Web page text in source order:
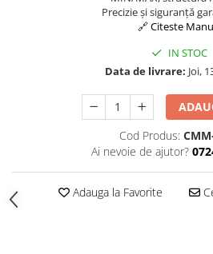
Precizie și siguranță
🔗 Citeste
IN STOC
Data de livrare: Joi,
Cod Produs:
Ai nevoie de ajutor?
Adauga la Favorite